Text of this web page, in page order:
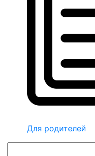
Для родителей